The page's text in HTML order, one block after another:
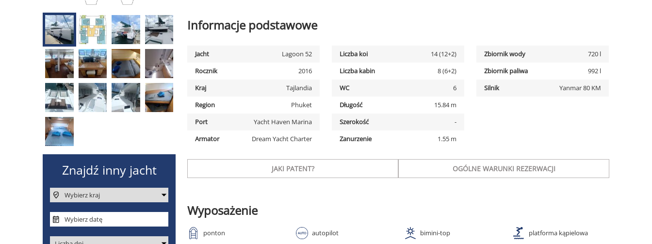
Informacje podstawowe
Jacht
Lagoon 52
Rocznik
2016
Kraj
Tajlandia
Region
Phuket
Port
Yacht Haven Marina
Armator
Dream Yacht Charter
Liczba koi
14 (12+2)
Liczba kabin
8 (6+2)
WC
6
Długość
15.84 m
Szerokość
-
Zanurzenie
1.55 m
Zbiornik wody
720 l
Zbiornik paliwa
992 l
Silnik
Yanmar 80 KM
JAKI PATENT? OGÓLNE WARUNKI REZERWACJI
Wyposażenie
ponton autopilot bimini-top platforma kąpielowa